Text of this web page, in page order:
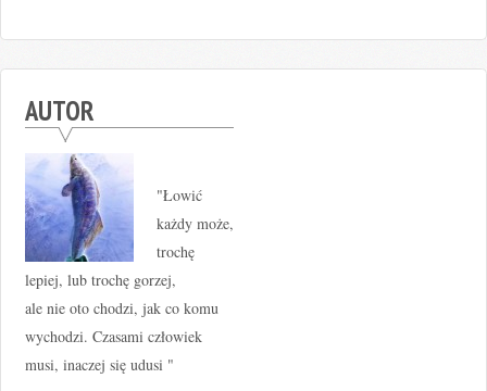
AUTOR
"Łowić
każdy może,
trochę
lepiej, lub trochę gorzej,
ale nie oto chodzi, jak co komu
wychodzi. Czasami człowiek
musi, inaczej się udusi "